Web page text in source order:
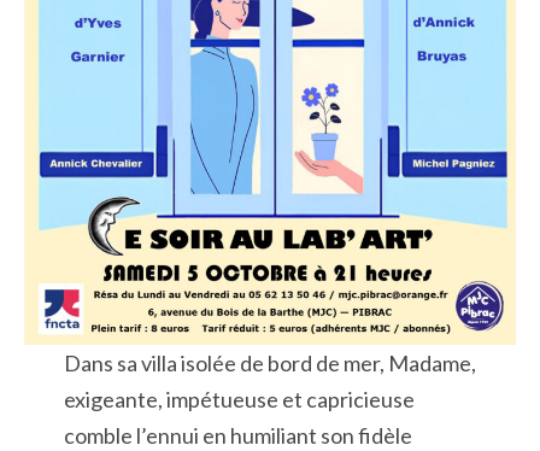
Dans sa villa isolée de bord de mer, Madame,
exigeante, impétueuse et capricieuse
comble l’ennui en humiliant son fidèle